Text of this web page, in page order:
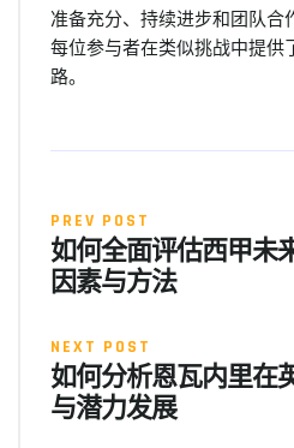
准备充分、持续进步和团队合
每位参与者在类似挑战中提供
路。
PREV POST
如何全面评估西甲未
因素与方法
NEXT POST
如何分析恩瓦内里在
与潜力发展